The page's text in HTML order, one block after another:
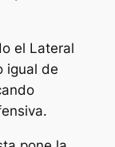
el Lateral
igual de